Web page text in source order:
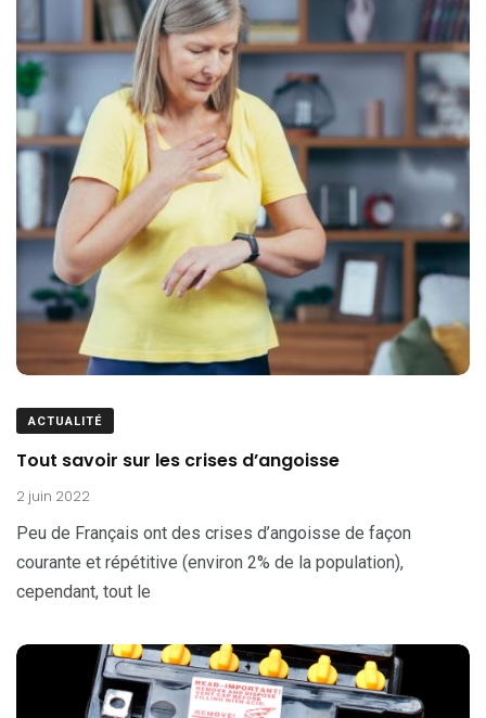
ACTUALITÉ
Tout savoir sur les crises d’angoisse
2 juin 2022
Peu de Français ont des crises d’angoisse de façon
courante et répétitive (environ 2% de la population),
cependant, tout le